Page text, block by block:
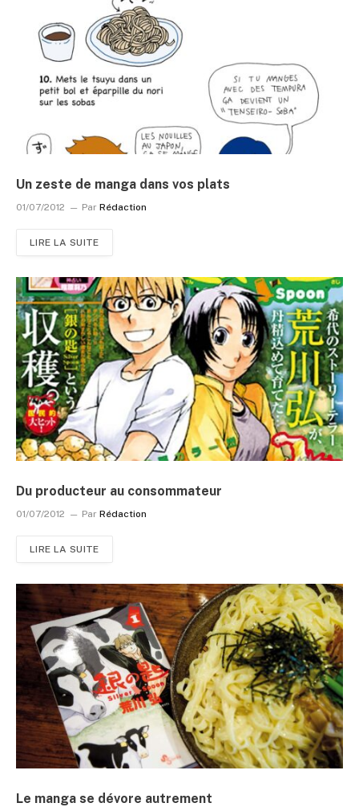
Un zeste de manga dans vos plats
01/07/2012 Par Rédaction
LIRE LA SUITE
Du producteur au consommateur
01/07/2012 Par Rédaction
LIRE LA SUITE
Le manga se dévore autrement